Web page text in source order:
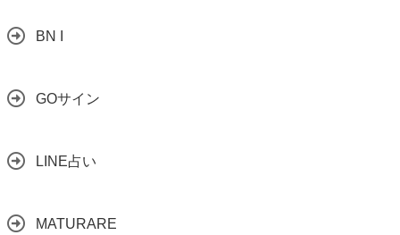
BN I
GOサイン
LINE占い
MATURARE